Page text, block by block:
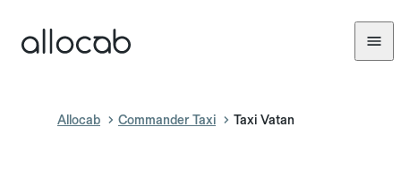
Allocab Commander Taxi Taxi Vatan